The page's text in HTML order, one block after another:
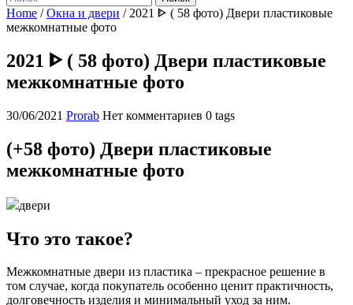
Home /Окна и двери / 2021 ᐈ ( 58 фото) Двери пластиковые
межкомнатные фото
2021 ᐈ ( 58 фото) Двери пластиковые
межкомнатные фото
30/06/2021 Prorab Нет комментариев 0 tags
(+58 фото) Двери пластиковые
межкомнатные фото
двери
Что это такое?
Межкомнатные двери из пластика – прекрасное решение в
том случае, когда покупатель особенно ценит практичность,
долговечность изделия и минимальный уход за ним.